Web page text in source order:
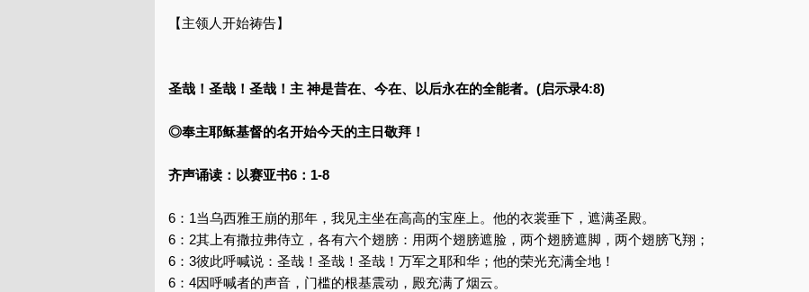
【主领人开始祷告】
圣哉！圣哉！圣哉！主 神是昔在、今在、以后永在的全能者。(启示录4:8)
◎奉主耶稣基督的名开始今天的主日敬拜！
齐声诵读：以赛亚书6：1-8
6：1当乌西雅王崩的那年，我见主坐在高高的宝座上。他的衣裳垂下，遮满圣殿。
6：2其上有撒拉弗侍立，各有六个翅膀：用两个翅膀遮脸，两个翅膀遮脚，两个翅膀飞翔；
6：3彼此呼喊说：圣哉！圣哉！圣哉！万军之耶和华；他的荣光充满全地！
6：4因呼喊者的声音，门槛的根基震动，殿充满了烟云。